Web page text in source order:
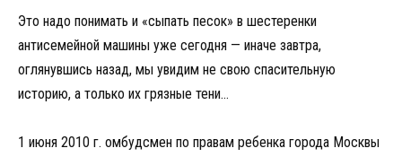
Это надо понимать и «сыпать песок» в шестеренки
антисемейной машины уже сегодня — иначе завтра,
оглянувшись назад, мы увидим не свою спасительную
историю, а только их грязные тени…
1 июня 2010 г. омбудсмен по правам ребенка города Москвы